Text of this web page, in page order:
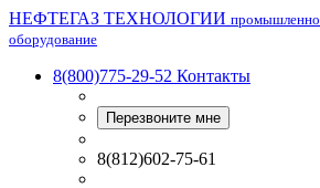
НЕФТЕГАЗ ТЕХНОЛОГИИ
оборудование
8(800)775-29-52 Контакты
Перезвоните мне
8(812)602-75-61